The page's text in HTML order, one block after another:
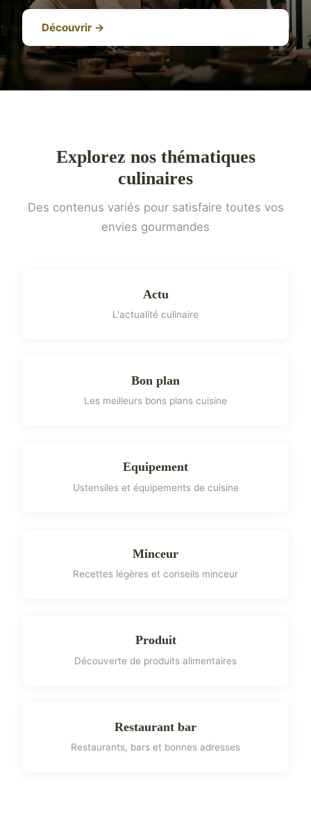
Découvrir →
Explorez nos thématiques
culinaires
Des contenus variés pour satisfaire toutes vos
envies gourmandes
Actu
L'actualité culinaire
Bon plan
Les meilleurs bons plans cuisine
Equipement
Ustensiles et équipements de cuisine
Minceur
Recettes légères et conseils minceur
Produit
Découverte de produits alimentaires
Restaurant bar
Restaurants, bars et bonnes adresses